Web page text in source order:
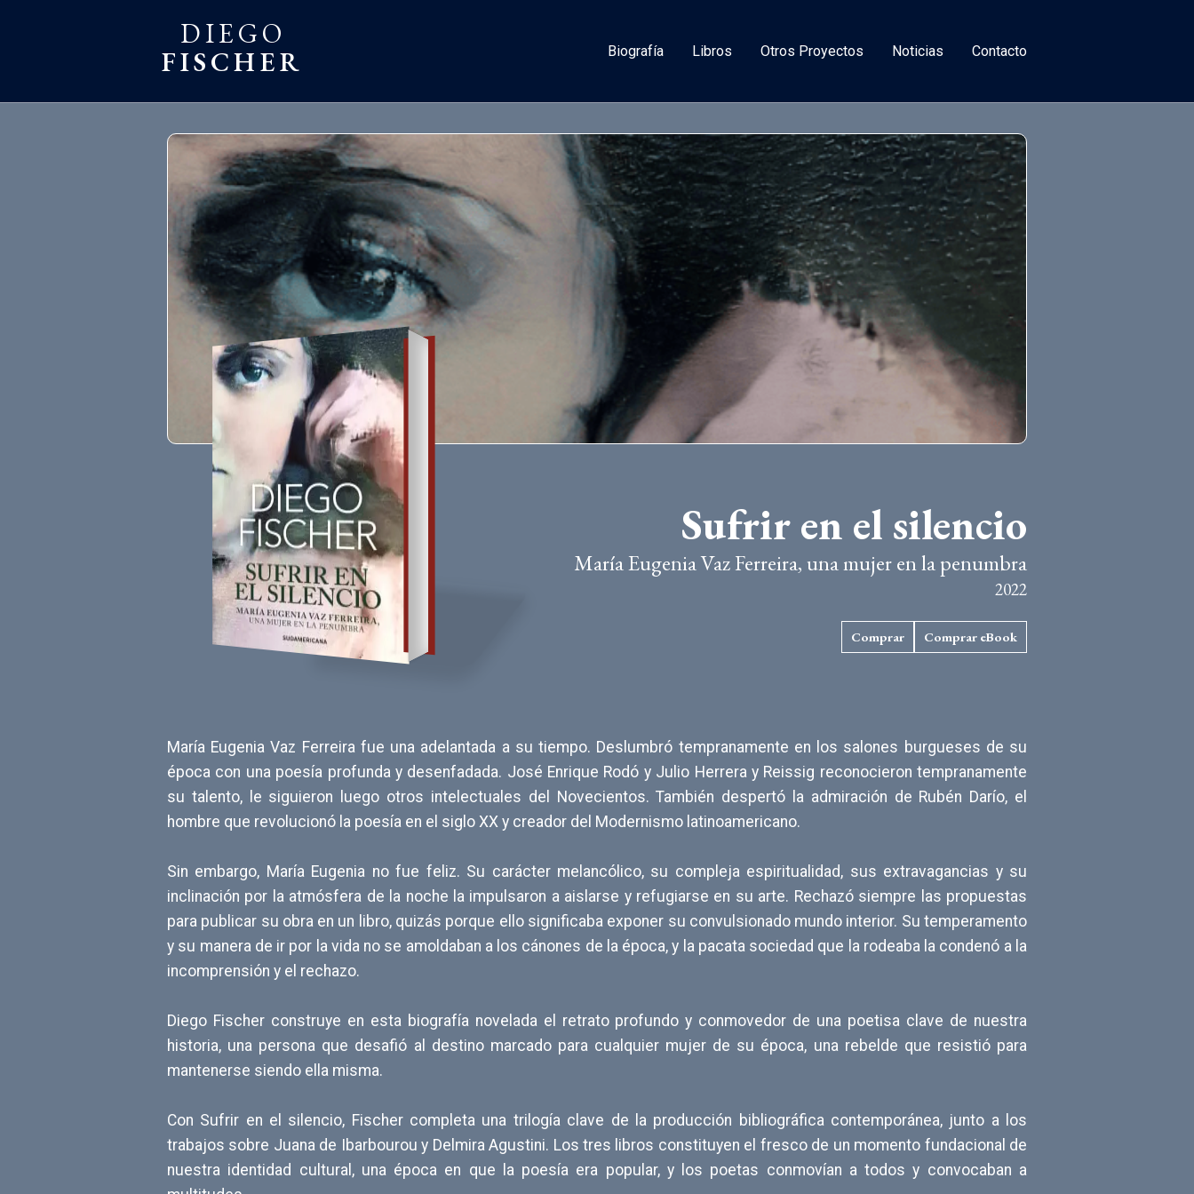
DIEGO
FISCHER
Biografía Libros Otros Proyectos Noticias Contacto
Sufrir en el silencio
María Eugenia Vaz Ferreira, una mujer en la penumbra
2022
Comprar Comprar eBook
María Eugenia Vaz Ferreira fue una adelantada a su tiempo. Deslumbró tempranamente en los salones burgueses de su
época con una poesía profunda y desenfadada. José Enrique Rodó y Julio Herrera y Reissig reconocieron tempranamente
su talento, le siguieron luego otros intelectuales del Novecientos. También despertó la admiración de Rubén Darío, el
hombre que revolucionó la poesía en el siglo XX y creador del Modernismo latinoamericano.
Sin embargo, María Eugenia no fue feliz. Su carácter melancólico, su compleja espiritualidad, sus extravagancias y su
inclinación por la atmósfera de la noche la impulsaron a aislarse y refugiarse en su arte. Rechazó siempre las propuestas
para publicar su obra en un libro, quizás porque ello significaba exponer su convulsionado mundo interior. Su temperamento
y su manera de ir por la vida no se amoldaban a los cánones de la época, y la pacata sociedad que la rodeaba la condenó a la
incomprensión y el rechazo.
Diego Fischer construye en esta biografía novelada el retrato profundo y conmovedor de una poetisa clave de nuestra
historia, una persona que desafió al destino marcado para cualquier mujer de su época, una rebelde que resistió para
mantenerse siendo ella misma.
Con Sufrir en el silencio, Fischer completa una trilogía clave de la producción bibliográfica contemporánea, junto a los
trabajos sobre Juana de Ibarbourou y Delmira Agustini. Los tres libros constituyen el fresco de un momento fundacional de
nuestra identidad cultural, una época en que la poesía era popular, y los poetas conmovían a todos y convocaban a